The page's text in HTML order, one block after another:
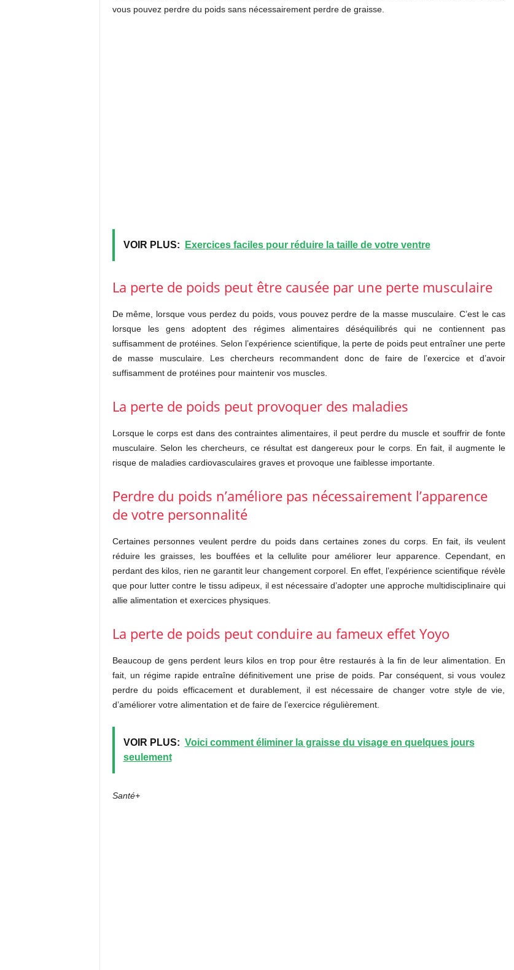
vous pouvez perdre du poids sans nécessairement perdre de graisse.
VOIR PLUS: Exercices faciles pour réduire la taille de votre ventre
La perte de poids peut être causée par une perte musculaire
De même, lorsque vous perdez du poids, vous pouvez perdre de la masse musculaire. C’est le cas
lorsque les gens adoptent des régimes alimentaires déséquilibrés qui ne contiennent pas
suffisamment de protéines. Selon l’expérience scientifique, la perte de poids peut entraîner une perte
de masse musculaire. Les chercheurs recommandent donc de faire de l’exercice et d’avoir
suffisamment de protéines pour maintenir vos muscles.
La perte de poids peut provoquer des maladies
Lorsque le corps est dans des contraintes alimentaires, il peut perdre du muscle et souffrir de fonte
musculaire. Selon les chercheurs, ce résultat est dangereux pour le corps. En fait, il augmente le
risque de maladies cardiovasculaires graves et provoque une faiblesse importante.
Perdre du poids n’améliore pas nécessairement l’apparence
de votre personnalité
Certaines personnes veulent perdre du poids dans certaines zones du corps. En fait, ils veulent
réduire les graisses, les bouffées et la cellulite pour améliorer leur apparence. Cependant, en
perdant des kilos, rien ne garantit leur changement corporel. En effet, l’expérience scientifique révèle
que pour lutter contre le tissu adipeux, il est nécessaire d’adopter une approche multidisciplinaire qui
allie alimentation et exercices physiques.
La perte de poids peut conduire au fameux effet Yoyo
Beaucoup de gens perdent leurs kilos en trop pour être restaurés à la fin de leur alimentation. En
fait, un régime rapide entraîne définitivement une prise de poids. Par conséquent, si vous voulez
perdre du poids efficacement et durablement, il est nécessaire de changer votre style de vie,
d’améliorer votre alimentation et de faire de l’exercice régulièrement.
VOIR PLUS: Voici comment éliminer la graisse du visage en quelques jours
seulement
Santé+